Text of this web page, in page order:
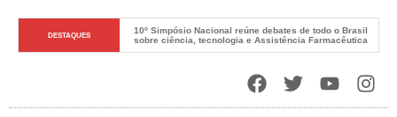
DESTAQUES
10º Simpósio Nacional reúne debates de todo o Brasil
sobre ciência, tecnologia e Assistência Farmacêutica